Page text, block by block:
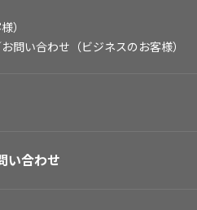
）
問い合わせ（ビジネスのお客様）
い合わせ